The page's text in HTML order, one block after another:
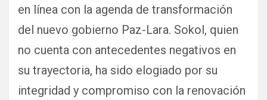
en línea con la agenda de transformación
del nuevo gobierno Paz-Lara. Sokol, quien
no cuenta con antecedentes negativos en
su trayectoria, ha sido elogiado por su
integridad y compromiso con la renovación